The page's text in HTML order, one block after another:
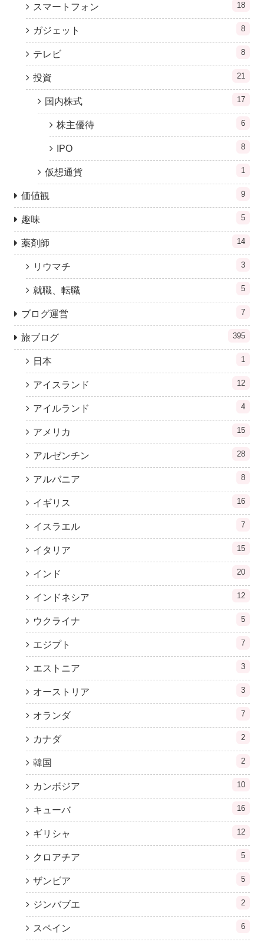
スマートフォン 18
ガジェット 8
テレビ 8
投資 21
国内株式 17
株主優待 6
IPO 8
仮想通貨 1
価値観 9
趣味 5
薬剤師 14
リウマチ 3
就職、転職 5
ブログ運営 7
旅ブログ 395
日本 1
アイスランド 12
アイルランド 4
アメリカ 15
アルゼンチン 28
アルバニア 8
イギリス 16
イスラエル 7
イタリア 15
インド 20
インドネシア 12
ウクライナ 5
エジプト 7
エストニア 3
オーストリア 3
オランダ 7
カナダ 2
韓国 2
カンボジア 10
キューバ 16
ギリシャ 12
クロアチア 5
ザンビア 5
ジンバブエ 2
スペイン 6